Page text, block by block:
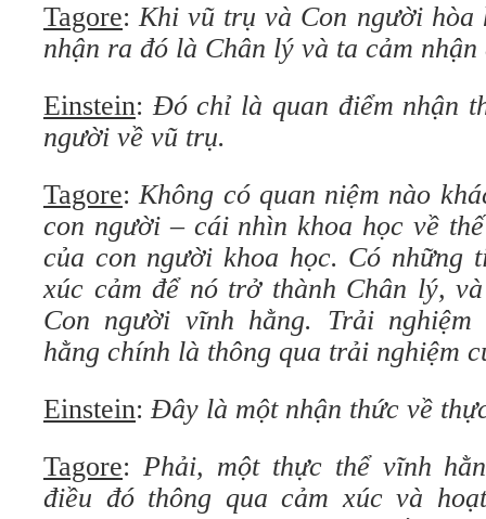
Tagore:Khi vũ trụ và Con người hòa
nhận ra đó là Chân lý và ta cảm
Einstein:Đó chỉ là quan điểm nhận
người về vũ trụ.
Tagore:Không có quan niệm nào
con người – cái nhìn khoa học về
của con người khoa học. Có những
xúc cảm để nó trở thành Chân lý,
Con người vĩnh hằng. Trải
hằng chính là thông qua trải nghiệm
Einstein:Đây là một nhận thức về
Tagore: Phải, một thực thể vĩnh
điều đó thông qua cảm xúc và